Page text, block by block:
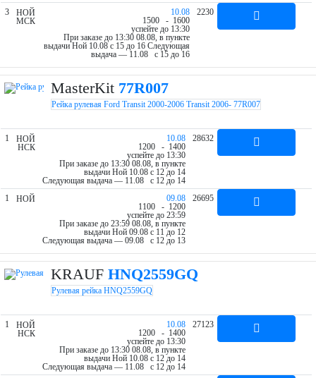
3
НОЙ
МСК
10.08
1500 - 1600
успейте до 13:30
При заказе до 13:30 08.08, в пункте
выдачи Ной 10.08 c 15 до 16 Следующая
выдача — 11.08 c 15 до 16
2230
MasterKit 77R007
Рейка рулевая Ford Transit 2000-2006 Transit 2006- 77R007
1
НОЙ
НСК
10.08
1200 - 1400
успейте до 13:30
При заказе до 13:30 08.08, в пункте
выдачи Ной 10.08 c 12 до 14
Следующая выдача — 11.08 c 12 до 14
28632
1 НОЙ
09.08
1100 - 1200
успейте до 23:59
При заказе до 23:59 08.08, в пункте
выдачи Ной 09.08 c 11 до 12
Следующая выдача — 09.08 c 12 до 13
26695
KRAUF HNQ2559GQ
Рулевая рейка HNQ2559GQ
1
НОЙ
НСК
10.08
1200 - 1400
успейте до 13:30
При заказе до 13:30 08.08, в пункте
выдачи Ной 10.08 c 12 до 14
Следующая выдача — 11.08 c 12 до 14
27123